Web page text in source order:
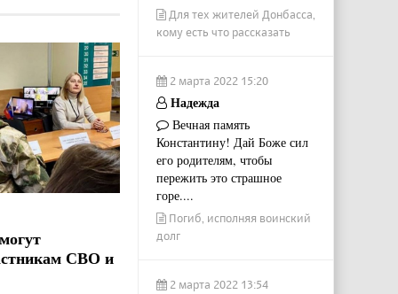
СВО и
Для тех жителей Донбасса,
кому есть что рассказать
2 марта 2022 15:20
Надежда
Вечная память
Константину! Дай Боже сил
его родителям, чтобы
пережить это страшное
горе....
Погиб, исполняя воинский
долг
2 марта 2022 13:54